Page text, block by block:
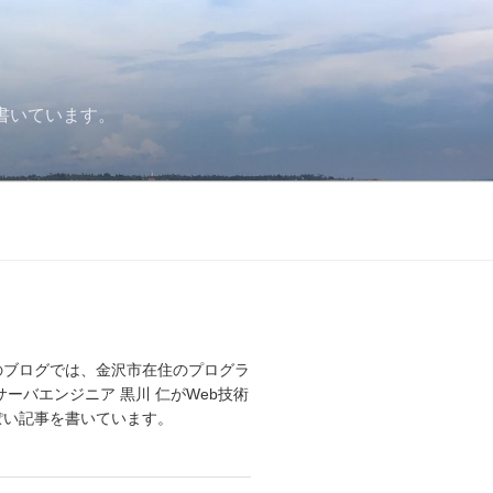
ています。
ブログでは、金沢市在住のプログラ
ーバエンジニア 黒川 仁がWeb技術
い記事を書いています。